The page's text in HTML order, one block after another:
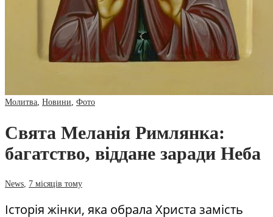
Молитва Новини Фото
Свята Меланія Римлянка:
багатство, віддане заради Неба
News 7 місяців тому
Історія жінки, яка обрала Христа замість